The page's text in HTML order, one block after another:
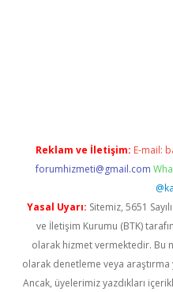
Reklam ve İletişim: E-mail:
forumhizmeti@gmail.com
Yasal Uyarı: Sitemiz, 5651
ve İletişim Kurumu (BTK)
olarak hizmet vermektedir. Bu
olarak denetleme veya
Ancak, üyelerimiz yazdıkları